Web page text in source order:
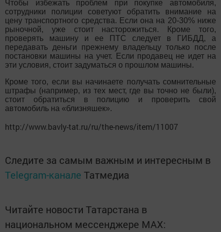
Чтобы избежать проблем при покупке автомобиля,
сотрудники полиции советуют обратить внимание на
цену транспортного средства. Если она на 20-30% ниже
рыночной, уже стоит насторожиться. Кроме того,
проверять машину и ее ПТС следует в ГИБДД, а
передавать деньги прежнему владельцу только после
постановки машины на учет. Если продавец не идет на
эти условия, стоит задуматься о прошлом машины.
Кроме того, если вы начинаете получать сомнительные
штрафы (например, из тех мест, где вы точно не были),
стоит обратиться в полицию и проверить свой
автомобиль на «близняшек».
http://www.bavly-tat.ru/ru/the-news/item/11007
Следите за самым важным и интересным в
Telegram-канале Татмедиа
Читайте новости Татарстана в
национальном мессенджере MАХ: